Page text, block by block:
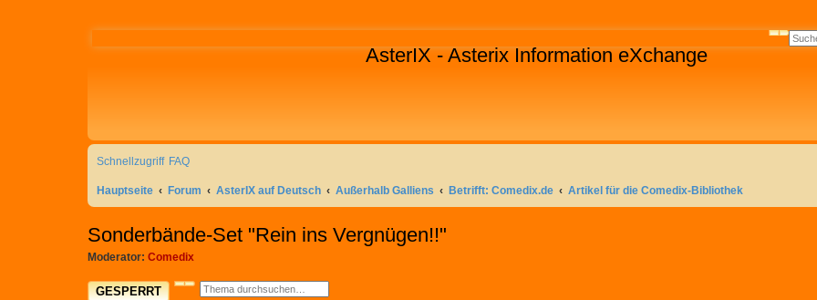
AsterIX - Asterix Information eXchange
SUCHE
Schnellzugriff FAQ
Hauptseite Forum AsterIX auf Deutsch Außerhalb Galliens Betrifft: Comedix.de
Artikel für die Comedix-Bibliothek
Sonderbände-Set "Rein ins Vergnügen!!"
Moderator: Comedix
GESPERRT SUCHE
ERWEITERTE SUCHE